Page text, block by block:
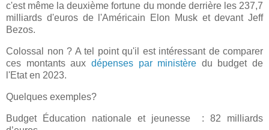
c'est même la deuxième fortune du monde derrière les 237,7
milliards d'euros de l'Américain Elon Musk et devant Jeff
Bezos.
Colossal non ? A tel point qu'il est intéressant de comparer
ces montants aux dépenses par ministère du budget de
l'Etat en 2023.
Quelques exemples?
Budget Éducation nationale et jeunesse : 82 milliards